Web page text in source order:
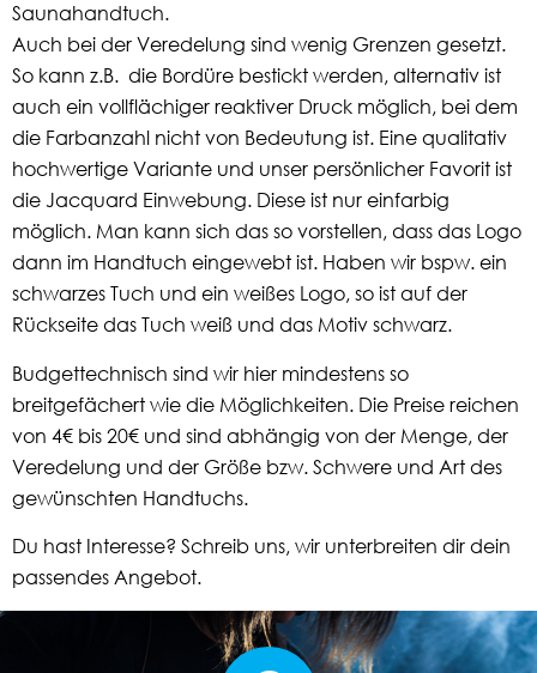
Saunahandtuch.
Auch bei der Veredelung sind wenig Grenzen gesetzt.
So kann z.B. die Bordüre bestickt werden, alternativ ist
auch ein vollflächiger reaktiver Druck möglich, bei dem
die Farbanzahl nicht von Bedeutung ist. Eine qualitativ
hochwertige Variante und unser persönlicher Favorit ist
die Jacquard Einwebung. Diese ist nur einfarbig
möglich. Man kann sich das so vorstellen, dass das Logo
dann im Handtuch eingewebt ist. Haben wir bspw. ein
schwarzes Tuch und ein weißes Logo, so ist auf der
Rückseite das Tuch weiß und das Motiv schwarz.
Budgettechnisch sind wir hier mindestens so
breitgefächert wie die Möglichkeiten. Die Preise reichen
von 4€ bis 20€ und sind abhängig von der Menge, der
Veredelung und der Größe bzw. Schwere und Art des
gewünschten Handtuchs.
Du hast Interesse? Schreib uns, wir unterbreiten dir dein
passendes Angebot.